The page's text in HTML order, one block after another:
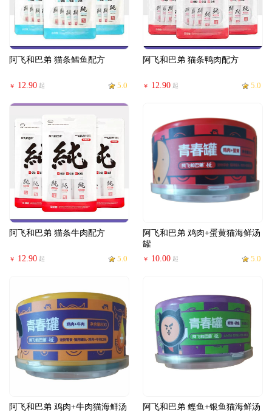
阿飞和巴弟 猫条鳕鱼配方
￥ 12.90 起 5.0
阿飞和巴弟 猫条鸭肉配方
￥ 12.90 起 5.0
阿飞和巴弟 猫条牛肉配方
￥ 12.90 起 5.0
阿飞和巴弟 鸡肉+蛋黄猫海鲜汤
罐
￥ 10.00 起 5.0
阿飞和巴弟 鸡肉+牛肉猫海鲜汤
阿飞和巴弟 鲣鱼+银鱼猫海鲜汤